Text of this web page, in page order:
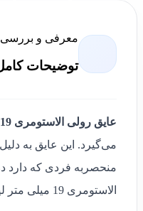
معرفی و
توضیحات
عایق رولی الاستومری 19 میلی متر لینکران
می‌گیرد. این عایق به
منحصر‌به‌ فردی که دارد
الاستومری 19 میلی متر لینکران بدون پوشش و کاور بوده و به دو صورت خام و پشت چسبدار قابل فروش می باشد.